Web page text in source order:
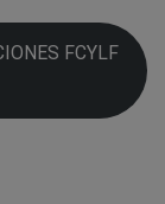
FCYLF